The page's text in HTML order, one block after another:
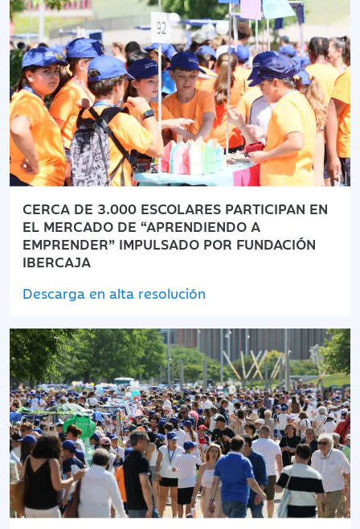
CERCA DE 3.000 ESCOLARES PARTICIPAN EN
EL MERCADO DE “APRENDIENDO A
EMPRENDER” IMPULSADO POR FUNDACIÓN
IBERCAJA
Descarga en alta resolución